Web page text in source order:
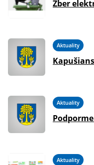
Zber
Aktuality
Aktuality
Aktuality